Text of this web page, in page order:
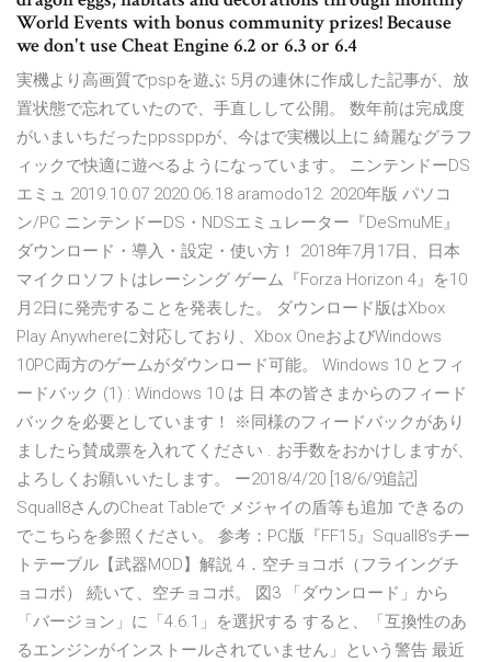
World Events with bonus community prizes! Because
we don't use Cheat Engine 6.2 or 6.3 or 6.4
実機より高画質でpspを遊ぶ 5月の連休に作成した記事が、放
置状態で忘れていたので、手直しして公開。 数年前は完成度
がいまいちだったppssppが、今はで実機以上に 綺麗なグラフ
ィックで快適に遊べるようになっています。 ニンテンドーDS
エミュ 2019.10.07 2020.06.18 aramodo12. 2020年版 パソコ
ン/PC ニンテンドーDS・NDSエミュレーター『DeSmuME』
ダウンロード・導入・設定・使い方！ 2018年7月17日、日本
マイクロソフトはレーシング ゲーム『Forza Horizon 4』を10
月2日に発売することを発表した。 ダウンロード版はXbox
Play Anywhereに対応しており、Xbox OneおよびWindows
10PC両方のゲームがダウンロード可能。 Windows 10 とフィ
ードバック (1) : Windows 10 は 日 本の皆さまからのフィード
バックを必要としています！ ※同様のフィードバックがあり
ましたら賛成票を入れてください . お手数をおかけしますが、
よろしくお願いいたします。 ー2018/4/20 [18/6/9追記]
Squall8さんのCheat Tableで メジャイの盾等も追加 できるの
でこちらを参照ください。 参考：PC版『FF15』Squall8'sチー
トテーブル【武器MOD】解説 4．空チョコボ（フライングチ
ョコボ） 続いて、空チョコボ。 図3 「ダウンロード」から
「バージョン」に「4.6.1」を選択する すると、「互換性のあ
るエンジンがインストールされていません」という警告 最近